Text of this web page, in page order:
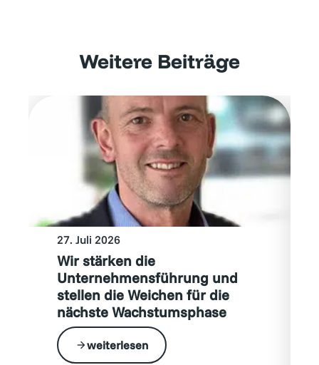
Weitere Beiträge
27. Juli 2026
Wir stärken die
Unternehmensführung und
stellen die Weichen für die
nächste Wachstumsphase
weiterlesen